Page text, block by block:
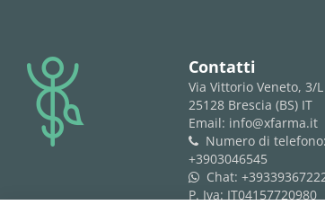
logo Contatti
Via Vittorio Veneto, 3/L
25128 Brescia (BS) IT
Email: info@xfarma.it
phone
Numero di telefono:
+3903046545
whatsapp Chat:
P. Iva: IT04157720980